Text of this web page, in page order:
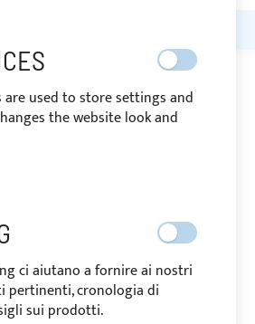
in your wish list.
are used to store settings and
the website look and
ci aiutano a fornire ai nostri
pertinenti, cronologia di
sui prodotti.